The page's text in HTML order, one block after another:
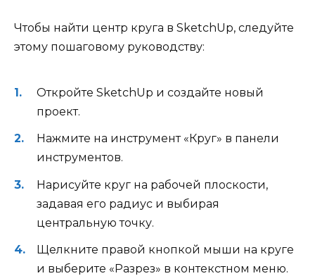
Чтобы найти центр круга в SketchUp, следуйте
этому пошаговому руководству:
Откройте SketchUp и создайте новый
проект.
Нажмите на инструмент «Круг» в панели
инструментов.
Нарисуйте круг на рабочей плоскости,
задавая его радиус и выбирая
центральную точку.
Щелкните правой кнопкой мыши на круге
и выберите «Разрез» в контекстном меню.